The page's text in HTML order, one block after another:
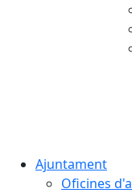
Ajuntament
Oficines